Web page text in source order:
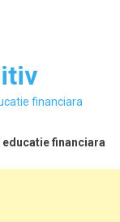
financiara
financiara